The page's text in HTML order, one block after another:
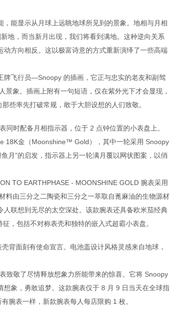
能显示从月球上远眺地球所见到的景象。地相与月相
地，而当新月出现，我们将看到满地。这种逆向关系
方向相反。这以极富诗意的方式重新演绎了一些高端
飞行员—Snoopy 的插画，它正与忠实的老友和副驾
象。插画上附有一句短语，仅在紫外光下才会显现，
些率先打破常规，敢于大胆设想的人们致敬。
时配备月相指示器，位于 2 点钟位置的小表盘上。
18K金（Moonshine™ Gold），其中一轮采用 Snoopy
”的启发，指示器上另一轮满月覆以网状图案，以俏
TO EARTHPHASE - MOONSHINE GOLD 腕表采用
料由三分之二陶瓷和三分之一萃取自蓖麻油的生物源材
联想到无尽的太空深处。该款腕表还具备欧米茄经典
，包括不对称表壳和独特的嵌入式超霸小表盘。
面刻有使命宣言。电池盖设计风格灵感来自地球，
敬了尽情释放想象力所能带来的惊喜。它将 Snoopy
象，勇敢追梦。这款腕表仅于 8 月 9 日当天在全球指
腕表一样，新款腕表每人每店限购 1 枚。